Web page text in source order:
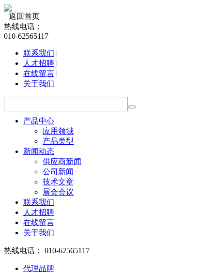
返回首页
热线电话：
010-62565117
联系我们 |
人才招聘 |
在线留言 |
关于我们
产品中心
应用领域
产品类型
新闻动态
供应商新闻
公司新闻
技术文章
展会会议
联系我们
人才招聘
在线留言
关于我们
热线电话： 010-62565117
代理品牌